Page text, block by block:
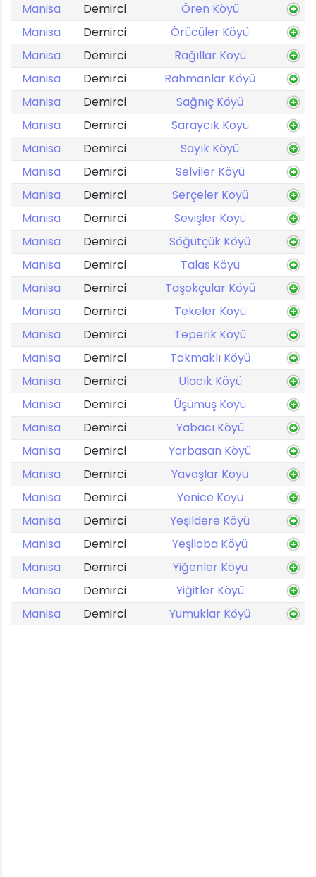
Manisa
Demirci
Ören Köyü
Manisa
Demirci
Örücüler Köyü
Manisa
Demirci
Rağıllar Köyü
Manisa
Demirci
Rahmanlar Köyü
Manisa
Demirci
Sağnıç Köyü
Manisa
Demirci
Saraycık Köyü
Manisa
Demirci
Sayık Köyü
Manisa
Demirci
Selviler Köyü
Manisa
Demirci
Serçeler Köyü
Manisa
Demirci
Sevişler Köyü
Manisa
Demirci
Söğütçük Köyü
Manisa
Demirci
Talas Köyü
Manisa
Demirci
Taşokçular Köyü
Manisa
Demirci
Tekeler Köyü
Manisa
Demirci
Teperik Köyü
Manisa
Demirci
Tokmaklı Köyü
Manisa
Demirci
Ulacık Köyü
Manisa
Demirci
Üşümüş Köyü
Manisa
Demirci
Yabacı Köyü
Manisa
Demirci
Yarbasan Köyü
Manisa
Demirci
Yavaşlar Köyü
Manisa
Demirci
Yenice Köyü
Manisa
Demirci
Yeşildere Köyü
Manisa
Demirci
Yeşiloba Köyü
Manisa
Demirci
Yiğenler Köyü
Manisa
Demirci
Yiğitler Köyü
Manisa
Demirci Yumuklar Köyü